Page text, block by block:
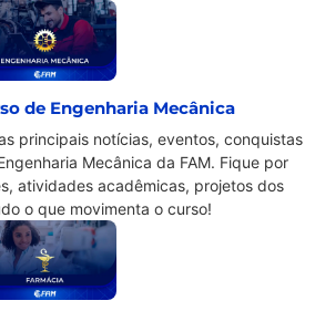
de Engenharia Mecânica
principais notícias, eventos, conquistas
Mecânica da FAM. Fique por
atividades acadêmicas, projetos dos
o que movimenta o curso!